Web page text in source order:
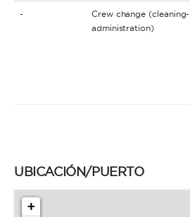
-
Crew change (cleaning-
administration)
UBICACIÓN/PUERTO
+